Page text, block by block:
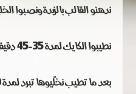
ندهنو القالب بالزبدة ونصبوا
نطيبوا الكايك لمدة 35-45 دقيقة.